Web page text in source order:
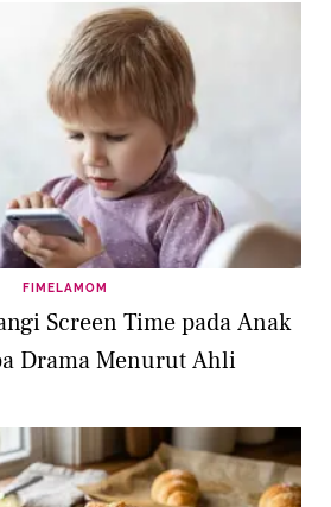
FIMELAMOM
Screen Time pada Anak
Drama Menurut Ahli